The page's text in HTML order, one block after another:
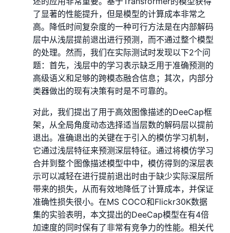
了显著的性能提升，但是模型的计算成本非常之
高。降低时间复杂度的一种可行方法是在内部解码
层中从浅层提前退出进行预测，而不通过整个模型
的处理。然而，我们在实际测试时发现以下2个问
题：首先，浅层中的学习表示缺乏用于准确预测的
高级语义和足够的跨模态融合信息；其次，内部分
类器做出的现有决策有时是不可靠的。
对此，我们提出了用于高效图像描述的DeeCap框
架，从全局角度动态选择适当层数的解码层以提前
退出。准确退出的关键在于引入的模仿学习机制，
它通过浅层特征来预测深层特征。通过将模仿学习
合并到整个图像描述模型中中，模仿得到的深层表
示可以减轻在进行提前退出时由于缺少实际深层所
带来的损失，从而有效地降低了计算成本，并保证
准确性损失很小。在MS COCO和Flickr30K数据
集的实验表明，本文提出的DeeCap模型在有4倍
加速度的同时保有了非常有竞争力的性能。相关代